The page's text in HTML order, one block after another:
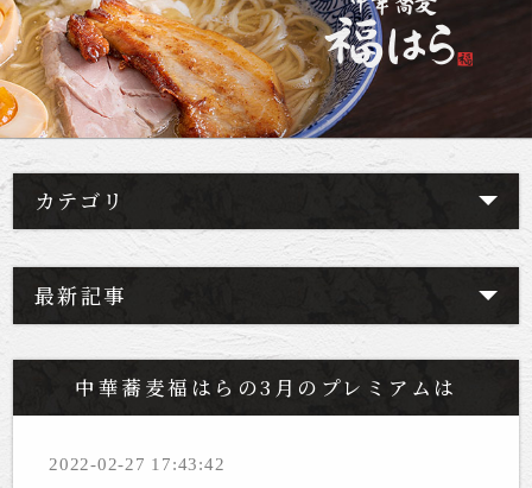
カテゴリ
最新記事
中華蕎麦福はらの3月のプレミアムは
2022-02-27 17:43:42